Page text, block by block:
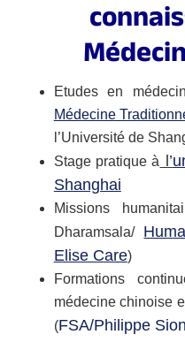
Etudes en
Médecine
l’Université de
Stage pratique à
l’
Shanghai
Missions
Dharamsala/
Elise Care)
Formations
médecine chinoise
(FSA/Philippe